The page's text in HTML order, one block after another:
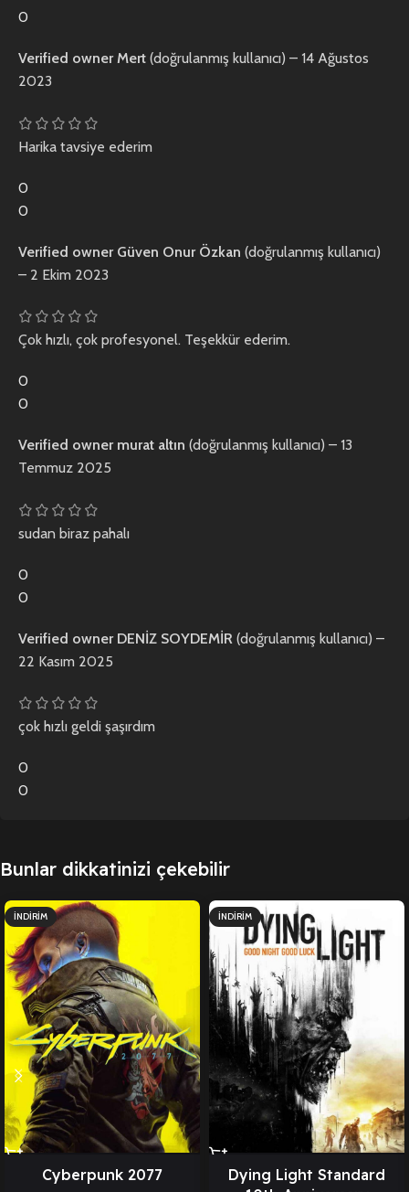
0
Verified ownerMert (doğrulanmış kullanıcı) – 14 Ağustos
2023
Harika tavsiye ederim
0
0
Verified owner Güven Onur Özkan (doğrulanmış kullanıcı)
– 2 Ekim 2023
Çok hızlı, çok profesyonel. Teşekkür ederim.
0
0
Verified owner murat altın (doğrulanmış kullanıcı) – 13
Temmuz 2025
sudan biraz pahalı
0
0
Verified owner DENİZ SOYDEMİR (doğrulanmış kullanıcı) –
22 Kasım 2025
çok hızlı geldi şaşırdım
0
0
Bunlar dikkatinizi çekebilir
İNDIRIM
Cyberpunk 2077
İNDIRIM
Dying Light Standard